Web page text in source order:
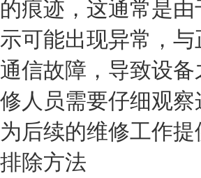
的痕迹，这通常是
示可能出现异常，
通信故障，导致设
修人员需要仔细观
为后续的维修工作
排除方法